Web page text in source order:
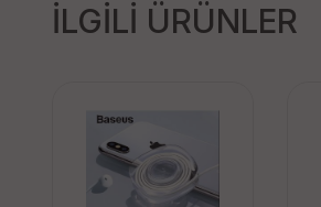
İLGİLİ ÜRÜNLER